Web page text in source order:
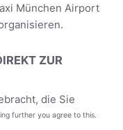
München Airport
ZUR
die Sie
- und bei der
further you agree to this.